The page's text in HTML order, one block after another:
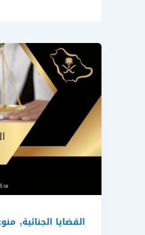
القضايا الجنائية,